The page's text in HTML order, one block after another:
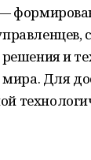
и
мира. Для